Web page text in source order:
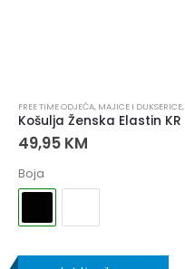
FREE TIME ODJEĆA, MAJICE I DUKSERICE,
Košulja Ženska Elastin KR
49,95 KM
Boja